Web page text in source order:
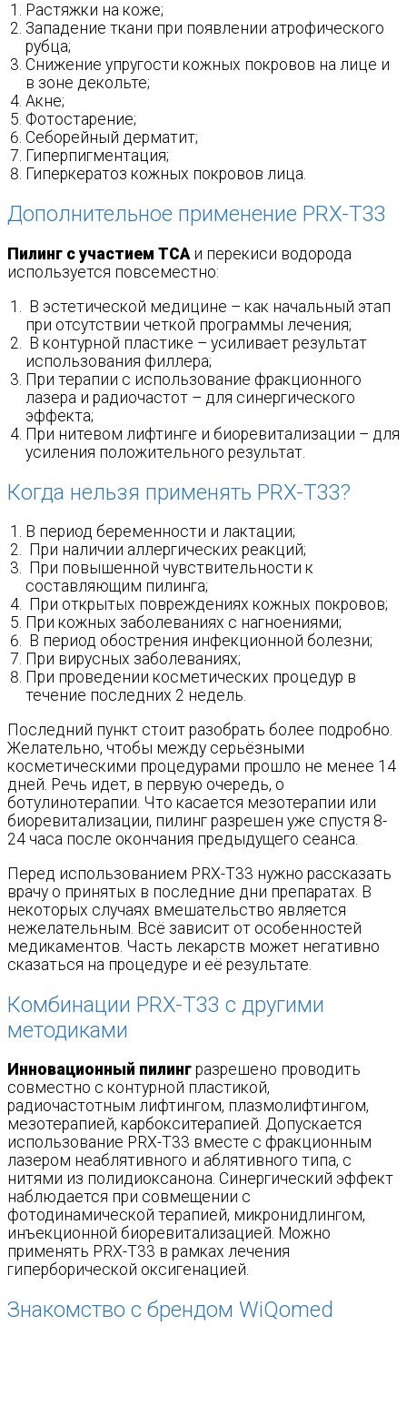
Растяжки на коже;
Западение ткани при появлении атрофического
рубца;
Снижение упругости кожных покровов на лице и
в зоне декольте;
Акне;
Фотостарение;
Себорейный дерматит;
Гиперпигментация;
Гиперкератоз кожных покровов лица.
Дополнительное применение PRX-T33
Пилинг с участием ТСАи перекиси водорода
используется повсеместно:
В эстетической медицине – как начальный этап
при отсутствии четкой программы лечения;
В контурной пластике – усиливает результат
использования филлера;
При терапии с использование фракционного
лазера и радиочастот – для синергического
эффекта;
При нитевом лифтинге и биоревитализации – для
усиления положительного результат.
Когда нельзя применять PRX-T33?
В период беременности и лактации;
При наличии аллергических реакций;
При повышенной чувствительности к
составляющим пилинга;
При открытых повреждениях кожных покровов;
При кожных заболеваниях с нагноениями;
В период обострения инфекционной болезни;
При вирусных заболеваниях;
При проведении косметических процедур в
течение последних 2 недель.
Последний пункт стоит разобрать более подробно.
Желательно, чтобы между серьёзными
косметическими процедурами прошло не менее 14
дней. Речь идет, в первую очередь, о
ботулинотерапии. Что касается мезотерапии или
биоревитализации, пилинг разрешен уже спустя 8-
24 часа после окончания предыдущего сеанса.
Перед использованием PRX-T33 нужно рассказать
врачу о принятых в последние дни препаратах. В
некоторых случаях вмешательство является
нежелательным. Всё зависит от особенностей
медикаментов. Часть лекарств может негативно
сказаться на процедуре и её результате.
Комбинации PRX-T33 с другими
методиками
Инновационный пилинг разрешено проводить
совместно с контурной пластикой,
радиочастотным лифтингом, плазмолифтингом,
мезотерапией, карбокситерапией. Допускается
использование PRX-T33 вместе с фракционным
лазером неаблятивного и аблятивного типа, с
нитями из полидиоксанона. Синергический эффект
наблюдается при совмещении с
фотодинамической терапией, микронидлингом,
инъекционной биоревитализацией. Можно
применять PRX-T33 в рамках лечения
гиперборической оксигенацией.
Знакомство с брендом WiQomed